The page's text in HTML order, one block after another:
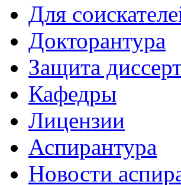
Для
Докторантура
Защита
Кафедры
Лицензии
Аспирантура
Новости